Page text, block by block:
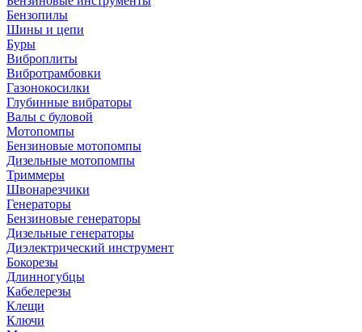
Бензопилы
Шины и цепи
Буры
Виброплиты
Вибротрамбовки
Газонокосилки
Глубинные вибраторы
Валы с буловой
Мотопомпы
Бензиновые мотопомпы
Дизельные мотопомпы
Триммеры
Швонарезчики
Генераторы
Бензиновые генераторы
Дизельные генераторы
Диэлектрический инструмент
Бокорезы
Длинногубцы
Кабелерезы
Клещи
Ключи